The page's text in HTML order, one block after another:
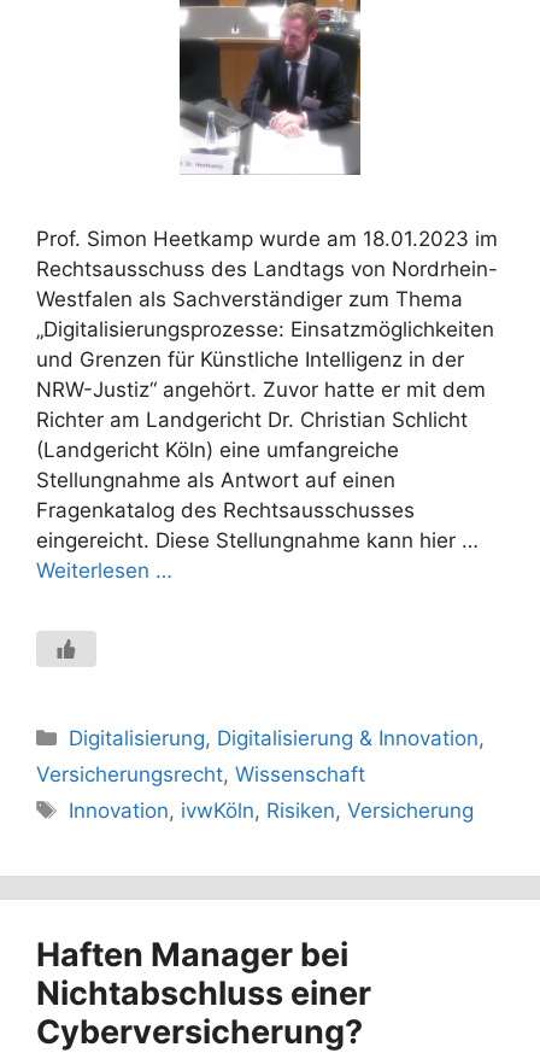
Prof. Simon Heetkamp wurde am 18.01.2023 im
Rechtsausschuss des Landtags von Nordrhein-
Westfalen als Sachverständiger zum Thema
„Digitalisierungsprozesse: Einsatzmöglichkeiten
und Grenzen für Künstliche Intelligenz in der
NRW-Justiz“ angehört. Zuvor hatte er mit dem
Richter am Landgericht Dr. Christian Schlicht
(Landgericht Köln) eine umfangreiche
Stellungnahme als Antwort auf einen
Fragenkatalog des Rechtsausschusses
eingereicht. Diese Stellungnahme kann hier …
Weiterlesen …
Kategorien
Digitalisierung, Digitalisierung & Innovation,
Versicherungsrecht, Wissenschaft
Schlagwörter
Innovation, ivwKöln, Risiken,Versicherung
Haften Manager bei
Nichtabschluss einer
Cyberversicherung?